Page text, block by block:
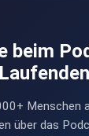
beim
Menschen
über das